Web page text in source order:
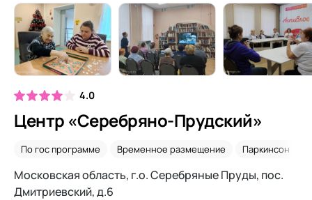
4.0
Центр «Серебряно-Прудский»
По гос программе Временное размещение Паркинсон
Московская область, г.о. Серебряные Пруды, пос.
Дмитриевский, д.6